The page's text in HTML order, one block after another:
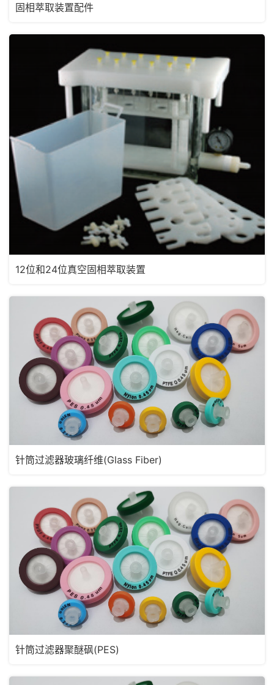
固相萃取装置配件
12位和24位真空固相萃取装置
针筒过滤器玻璃纤维(Glass Fiber)
针筒过滤器聚醚砜(PES)